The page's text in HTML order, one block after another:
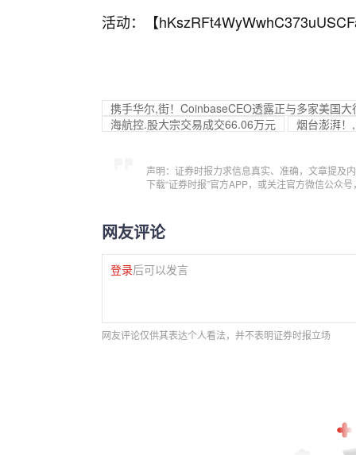
活动：【
携手华尔,街！CoinbaseCEO透露正与多家美国
海航控.股大宗交易成交66.06万元
烟台澎湃！
声明：证券时报力求信息真实、准确，文章提及
下载“证券时报”官方APP，或关注官方微信公众
网友评论
登录后可以发言
网友评论仅供其表达个人看法，并不表明证券时报立场